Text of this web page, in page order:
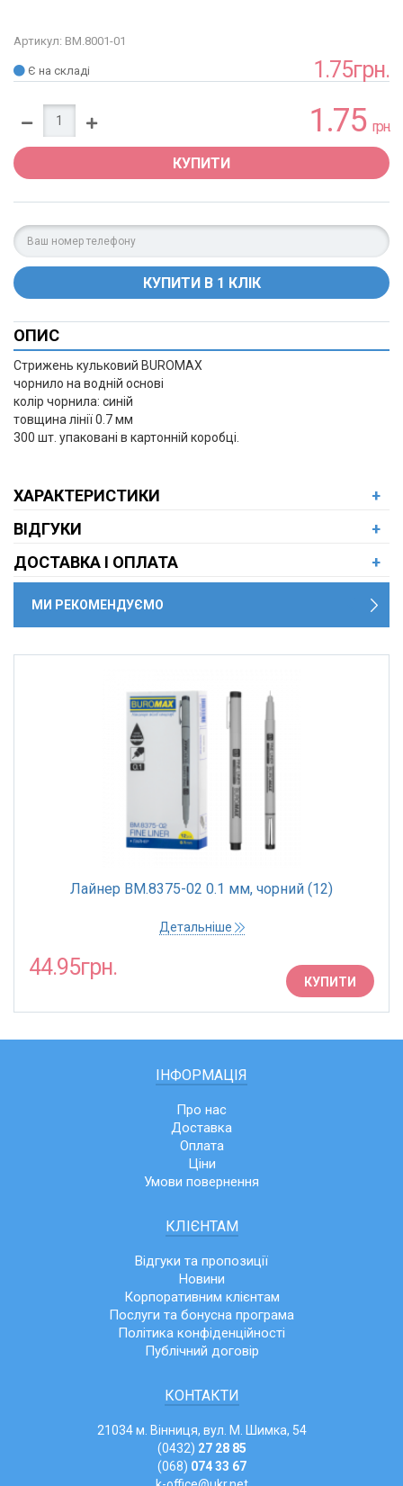
Артикул: BM.8001-01
Є на складі 1.75грн.
1.75 грн.
КУПИТИ
ОПИС
Стрижень кульковий BUROMAX
чорнило на водній основі
колір чорнила: синій
товщина лінії 0.7 мм
300 шт. упаковані в картонній коробці.
ХАРАКТЕРИСТИКИ
+
ВІДГУКИ
+
ДОСТАВКА І ОПЛАТА
+
МИ РЕКОМЕНДУЄМО
Лайнер BM.8375-02 0.1 мм, чорний (12)
Детальніше
44.95грн.
КУПИТИ
ІНФОРМАЦІЯ
Про нас
Доставка
Оплата
Ціни
Умови повернення
КЛІЄНТАМ
Відгуки та пропозиції
Новини
Корпоративним клієнтам
Послуги та бонусна програма
Політика конфіденційності
Публічний договір
КОНТАКТИ
21034 м. Вінниця, вул. М. Шимка, 54
(0432) 27 28 85
(068) 074 33 67